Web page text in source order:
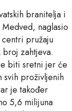
branitelja i
naglasio
pružaju
zahtjeva.
biti sretni jer će
svih proživljenih
je također
5,6 milijuna